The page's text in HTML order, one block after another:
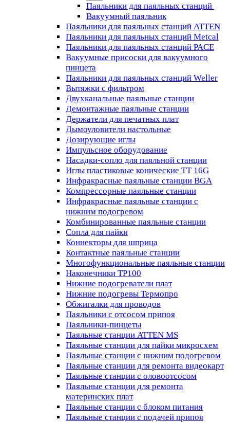
Паяльники для паяльных станций
Вакуумный паяльник
Паяльники для паяльных станций ATTEN
Паяльники для паяльных станций Metcal
Паяльники для паяльных станций PACE
Вакуумные присоски для вакуумного
пинцета
Паяльники для паяльных станций Weller
Вытяжки с фильтром
Двухканальные паяльные станции
Демонтажные паяльные станции
Держатели для печатных плат
Дымоуловители настольные
Дозирующие иглы
Импульсное оборудование
Насадки-сопло для паяльной станции
Иглы пластиковые конические TT 16G
Инфракрасные паяльные станции BGA
Компрессорные паяльные станции
Инфракрасные паяльные станции с
нижним подогревом
Комбинированные паяльные станции
Сопла для пайки
Коннекторы для шприца
Контактные паяльные станции
Многофункциональные паяльные станции
Наконечники TP100
Нижние подогреватели плат
Нижние подогревы Термопро
Обжигалки для проводов
Паяльники с отсосом припоя
Паяльники-пинцеты
Паяльные станции ATTEN MS
Паяльные станции для пайки микросхем
Паяльные станции с нижним подогревом
Паяльные станции для ремонта видеокарт
Паяльные станции с оловоотсосом
Паяльные станции для ремонта
материнских плат
Паяльные станции с блоком питания
Паяльные станции с подачей припоя